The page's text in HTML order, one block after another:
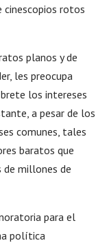
cinescopios rotos
planos y de
les preocupa
los intereses
a pesar de los
comunes, tales
baratos que
de millones de
para el
política